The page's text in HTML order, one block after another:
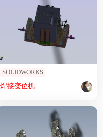
SOLIDWORKS
焊接变位机